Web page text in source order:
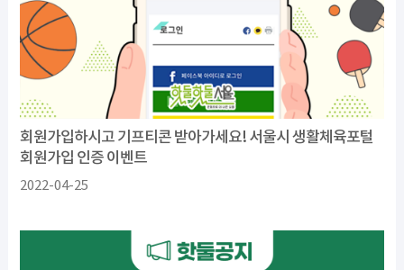
회원가입하시고 기프티콘 받아가세요! 서울시 생활체육포털
회원가입 인증 이벤트
2022-04-25